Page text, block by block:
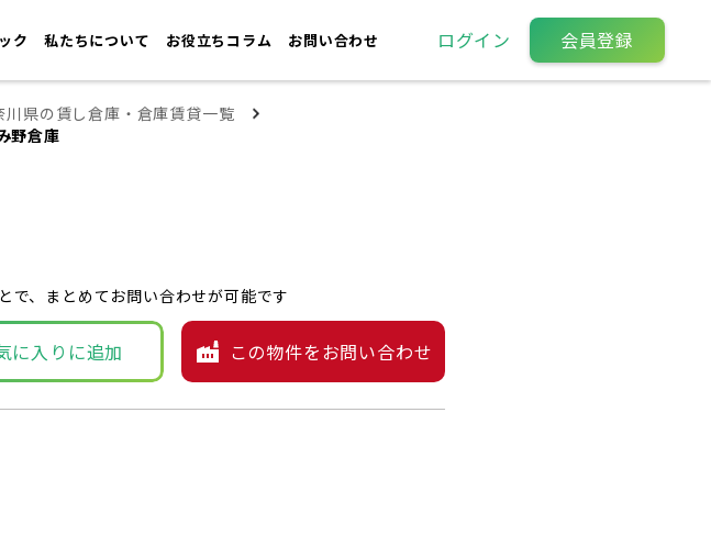
ク 私たちについて お役立ちコラム お問い合わせ ログイン 会員登録
川県の賃し倉庫・倉庫賃貸一覧
野倉庫
で、まとめてお問い合わせが可能です
に入りに追加 この物件をお問い合わせ